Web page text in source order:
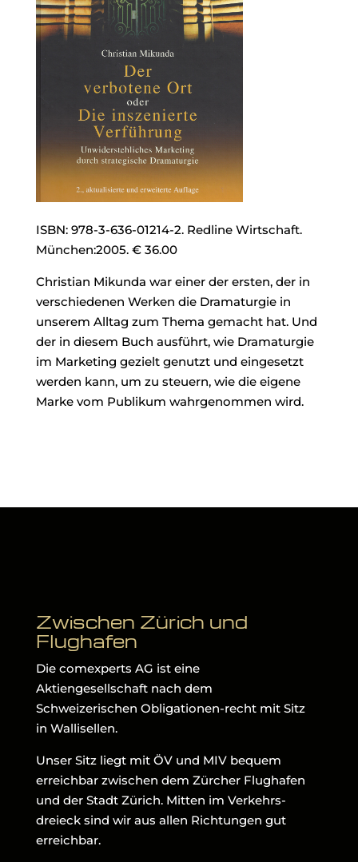
ISBN: 978-3-636-01214-2. Redline Wirtschaft.
München:2005. € 36.00
Christian Mikunda war einer der ersten, der in
verschiedenen Werken die Dramaturgie in
unserem Alltag zum Thema gemacht hat. Und
der in diesem Buch ausführt, wie Dramaturgie
im Marketing gezielt genutzt und eingesetzt
werden kann, um zu steuern, wie die eigene
Marke vom Publikum wahrgenommen wird.
Zwischen Zürich und
Flughafen
Die comexperts AG ist eine
Aktiengesellschaft nach dem
Schweizerischen Obligationen-recht mit Sitz
in Wallisellen.
Unser Sitz liegt mit ÖV und MIV bequem
erreichbar zwischen dem Zürcher Flughafen
und der Stadt Zürich. Mitten im Verkehrs-
dreieck sind wir aus allen Richtungen gut
erreichbar.